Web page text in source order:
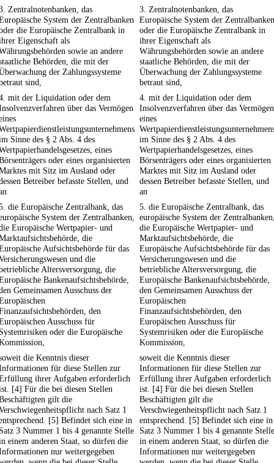
Zentralnotenbanken, das
System der Zentralbanken
die Europäische Zentralbank in
Eigenschaft als
sowie an andere
Behörden, die mit der
der Zahlungssysteme
sind,
3. Zentralnotenbanken, das
Europäische System der Zentralbanken
oder die Europäische Zentralbank in
ihrer Eigenschaft als
Währungsbehörden sowie an andere
staatliche Behörden, die mit der
Überwachung der Zahlungssysteme
betraut sind,
mit der Liquidation oder dem
über das Vermögen
Sinne des § 2 Abs. 4 des
eines
oder eines organisierten
mit Sitz im Ausland oder
Betreiber befasste Stellen, und
4. mit der Liquidation oder dem
Insolvenzverfahren über das Vermögen
eines
im Sinne des § 2 Abs. 4 des
Wertpapierhandelsgesetzes, eines
Börsenträgers oder eines organisierten
Marktes mit Sitz im Ausland oder
dessen Betreiber befasste Stellen, und
an
die Europäische Zentralbank, das
System der Zentralbanken,
Europäische Wertpapier- und
die
Aufsichtsbehörde für das
und die
Altersversorgung, die
Bankenaufsichtsbehörde,
Gemeinsamen Ausschuss der
den
Ausschuss für
oder die Europäische
5. die Europäische Zentralbank, das
europäische System der
die Europäische Wertpapier- und
Marktaufsichtsbehörde, die
Europäische Aufsichtsbehörde für das
Versicherungswesen und die
betriebliche Altersversorgung, die
Europäische Bankenaufsichtsbehörde,
den Gemeinsamen Ausschuss der
Europäischen
Finanzaufsichtsbehörden, den
Europäischen Ausschuss für
Systemrisiken oder die Europäische
Kommission,
die Kenntnis dieser
für diese Stellen zur
ihrer Aufgaben erforderlich
[4] Für die bei diesen Stellen
gilt die
nach Satz 1
[5] Befindet sich eine in
3 Nummer 1 bis 4 genannte Stelle
einem anderen Staat, so dürfen die
nur weitergegeben
soweit die Kenntnis dieser
Informationen für diese Stellen zur
Erfüllung ihrer Aufgaben erforderlich
ist. [4] Für die bei diesen Stellen
Beschäftigten gilt die
Verschwiegenheitspflicht nach Satz 1
entsprechend. [5] Befindet sich eine in
Satz 3 Nummer 1 bis 4 genannte Stelle
in einem anderen Staat, so dürfen die
Informationen nur weitergegeben